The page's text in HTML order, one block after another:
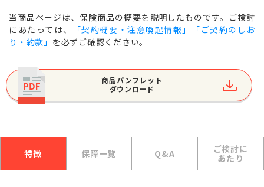
当商品ページは、保険商品の概要を説明したものです。ご検討
にあたっては、
「契約概要・注意喚起情報」「ご契約のしお
り・約款」 を必ずご確認ください。
商品パンフレット
ダウンロード
特徴 保障一覧 Q&A
ご検討に
あたり